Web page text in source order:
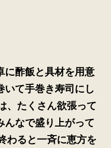
に酢飯と具材を用意
いて手巻き寿司にし
、たくさん欲張って
んなで盛り上がって
わると一斉に恵方を